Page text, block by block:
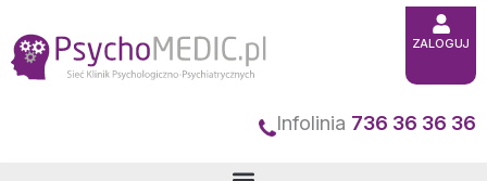
do
treści
Infolinia 736 36 36 36
ZALOGUJ